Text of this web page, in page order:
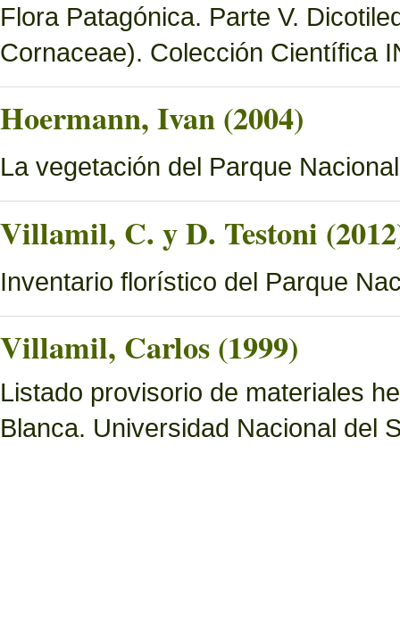
Flora Patagónica. Parte V.
Cornaceae). Colección Científica
Hoermann, Ivan (2004)
La vegetación del Parque
Villamil, C. y D. Testoni
Inventario florístico del Parque
Villamil, Carlos (1999)
Listado provisorio de materiales
Blanca. Universidad Nacional del